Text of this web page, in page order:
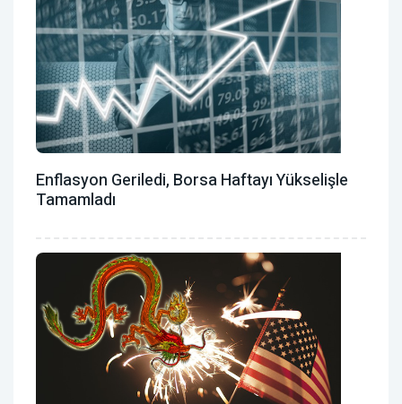
Enflasyon Geriledi, Borsa Haftayı Yükselişle
Tamamladı